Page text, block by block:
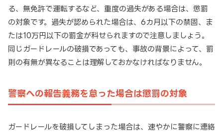
る、無免許で運転するなど、重度の過失がある場合は、懲罰
の対象です。過失が認められた場合は、6カ月以下の禁固、ま
たは10万円以下の罰金が科せられますので注意しましょう。
同じガードレールの破損であっても、事故の背景によって、罰
則の有無が異なることは理解しておかなければなりません。
警察への報告義務を怠った場合は懲罰の対象
ガードレールを破損してしまった場合は、速やかに警察に連絡